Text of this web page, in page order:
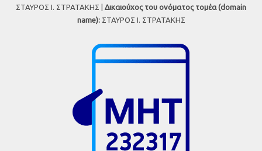
ΣΤΑΥΡΟΣ Ι. ΣΤΡΑΤΑΚΗΣ | Δικαιούχος του ονόματος τομέα (domain
name):ΣΤΑΥΡΟΣ Ι. ΣΤΡΑΤΑΚΗΣ